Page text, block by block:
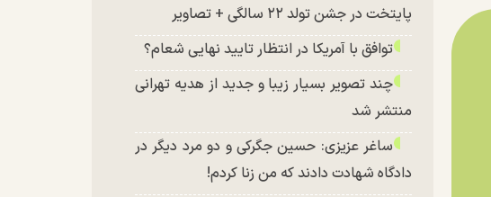
پایتخت در جشن تولد ۲۲ سالگی + تصاویر
توافق با آمریکا در انتظار تایید نهایی شعام؟
چند تصویر بسیار زیبا و جدید از هدیه تهرانی
منتشر شد
ساغر عزیزی: حسین جگرکی و دو مرد دیگر در
دادگاه شهادت دادند که من زنا کردم!